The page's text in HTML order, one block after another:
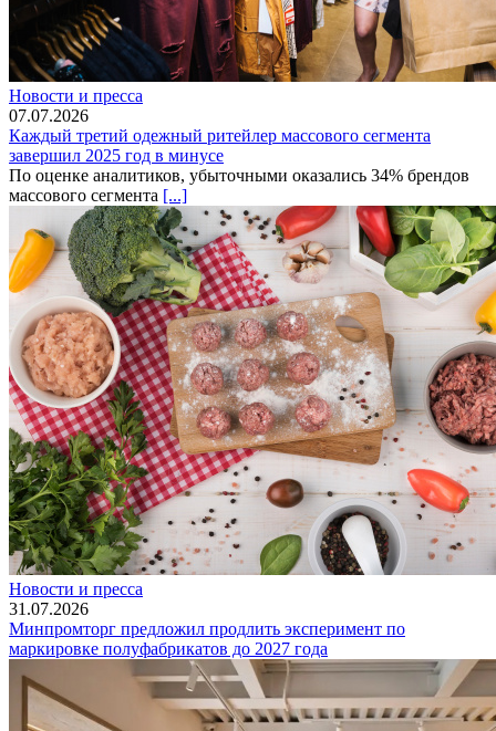
Новости и пресса
07.07.2026
Каждый третий одежный ритейлер массового сегмента
завершил 2025 год в минусе
По оценке аналитиков, убыточными оказались 34% брендов
массового сегмента [...]
Новости и пресса
31.07.2026
Минпромторг предложил продлить эксперимент по
маркировке полуфабрикатов до 2027 года